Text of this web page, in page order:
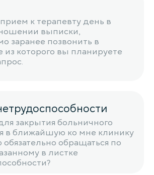
к терапевту день в
выписки,
заранее позвонить в
из которого вы планируете
закрытия больничного
в ближайшую ко мне клинику
обращаться по
в листке